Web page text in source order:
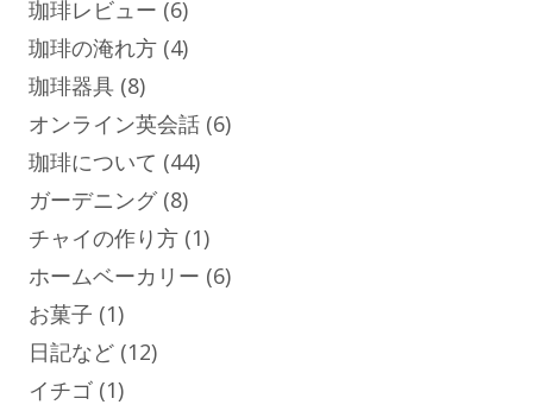
珈琲レビュー (6)
珈琲の淹れ方 (4)
珈琲器具 (8)
オンライン英会話 (6)
珈琲について (44)
ガーデニング(8)
チャイの作り方 (1)
ホームベーカリー (6)
お菓子 (1)
日記など (12)
イチゴ (1)